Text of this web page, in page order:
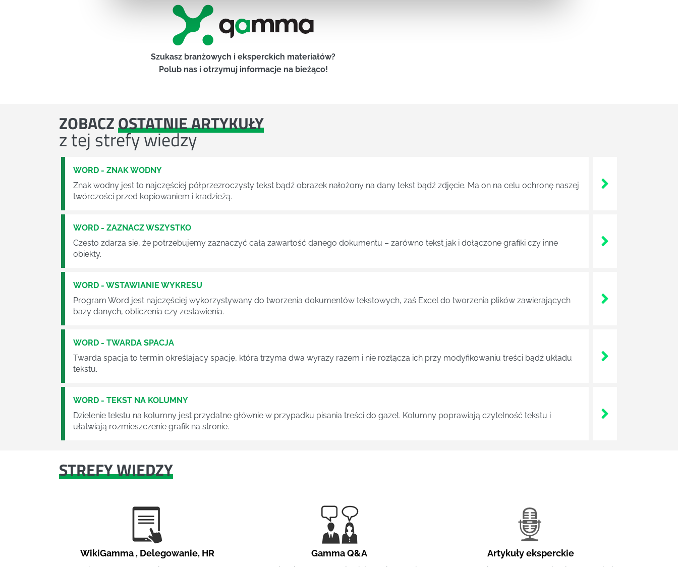
Szukasz branżowych i eksperckich materiałów?
Polub nas i otrzymuj informacje na bieżąco!
ZOBACZOSTATNIE ARTYKUŁY
z tej strefy wiedzy
WORD - ZNAK WODNY
Znak wodny jest to najczęściej półprzezroczysty tekst bądź obrazek nałożony na dany tekst bądź zdjęcie. Ma on na celu ochronę naszej
twórczości przed kopiowaniem i kradzieżą.
WORD - ZAZNACZ WSZYSTKO
Często zdarza się, że potrzebujemy zaznaczyć całą zawartość danego dokumentu – zarówno tekst jak i dołączone grafiki czy inne
obiekty.
WORD - WSTAWIANIE WYKRESU
Program Word jest najczęściej wykorzystywany do tworzenia dokumentów tekstowych, zaś Excel do tworzenia plików zawierających
bazy danych, obliczenia czy zestawienia.
WORD - TWARDA SPACJA
Twarda spacja to termin określający spację, która trzyma dwa wyrazy razem i nie rozłącza ich przy modyfikowaniu treści bądź układu
tekstu.
WORD - TEKST NA KOLUMNY
Dzielenie tekstu na kolumny jest przydatne głównie w przypadku pisania treści do gazet. Kolumny poprawiają czytelność tekstu i
ułatwiają rozmieszczenie grafik na stronie.
STREFY WIEDZY
WikiGamma , Delegowanie, HR Gamma Q&A Artykuły eksperckie